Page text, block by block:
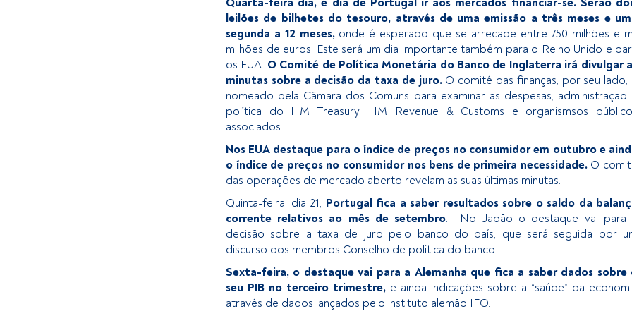
leilões de bilhetes do tesouro, através de uma emissão a três meses e
segunda a 12 meses, onde é esperado que se arrecade entre 750 milhões e
milhões de euros. Este será um dia importante também para o Reino Unido e
os EUA. O Comité de Política Monetária do Banco de Inglaterra irá divulgar
minutas sobre a decisão da taxa de juro.O comité das finanças, por seu lado,
nomeado pela Câmara dos Comuns para examinar as despesas, administração
política do HM Treasury, HM Revenue & Customs e organismsos
associados.
Nos EUA destaque para o índice de preços no consumidor em outubro e
o índice de preços no consumidor nos bens de primeira necessidade. O
das operações de mercado aberto revelam as suas últimas minutas.
Quinta-feira, dia 21, Portugal fica a saber resultados sobre o saldo da
corrente relativos ao mês de setembro. No Japão o destaque vai para
decisão sobre a taxa de juro pelo banco do país, que será seguida por
discurso dos membros Conselho de política do banco.
Sexta-feira, o destaque vai para a Alemanha que fica a saber dados sobre
seu PIB no terceiro trimestre, e ainda indicações sobre a “saúde” da
através de dados lançados pelo instituto alemão IFO.